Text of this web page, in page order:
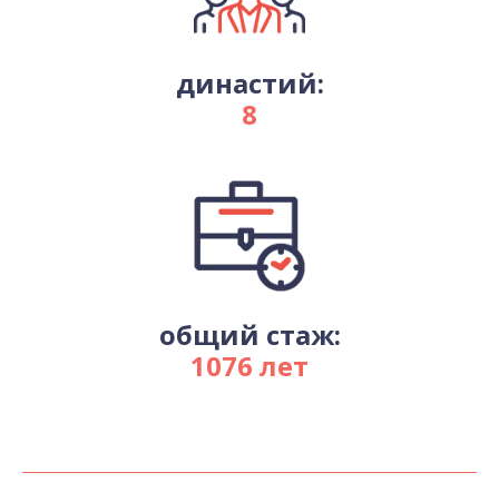
династий:
8
общий стаж:
1076 лет